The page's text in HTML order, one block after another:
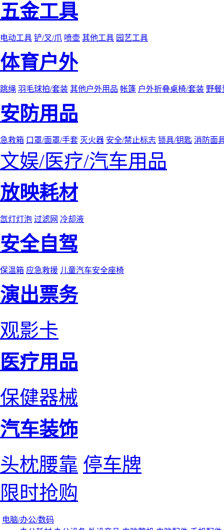
五金工具
电动工具 铲/叉/爪 喷壶 其他工具 园艺工具
体育户外
跳绳 羽毛球拍/套装 其他户外用品 帐篷 户外折叠桌椅/套装 野餐
安防用品
急救箱 口罩/面罩/手套 灭火器 安全/禁止标志 锁具/钥匙 消防面
文娱/医疗/汽车用品
放映耗材
氙灯灯泡 过滤网 冷却液
安全自驾
保温箱 应急救援 儿童汽车安全座椅
演出票务
观影卡
医疗用品
保健器械
汽车装饰
头枕腰靠 停车牌
限时抢购
电脑/办公/数码